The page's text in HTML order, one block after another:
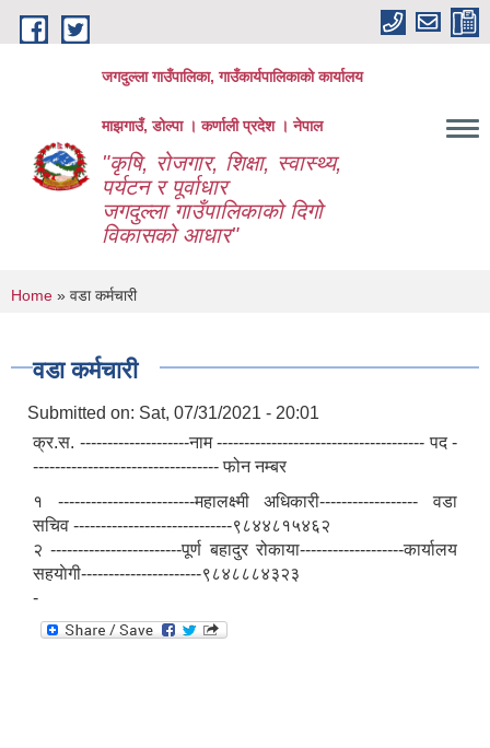
Skip to main content
जगदुल्ला गाउँपालिका, गाउँकार्यपालिकाको कार्यालय
माझगाउँ, डोल्पा । कर्णाली प्रदेश । नेपाल
"कृषि, रोजगार, शिक्षा, स्वास्थ्य,
पर्यटन र पूर्वाधार
जगदुल्ला गाउँपालिकाको दिगो
विकासको आधार"
You are here
Home » वडा कर्मचारी
वडा कर्मचारी
Submitted on: Sat, 07/31/2021 - 20:01
क्र.स. --------------------नाम -------------------------------------- पद -
---------------------------------- फोन नम्बर
१ -------------------------महालक्ष्मी अधिकारी------------------ वडा
सचिव -----------------------------९८४४८१५४६२
२ ------------------------पूर्ण बहादुर रोकाया-------------------कार्यालय
सहयाेगी----------------------९८४८८८४३२३
-